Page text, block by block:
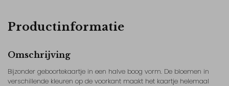
Productinformatie
Omschrijving
Bijzonder geboortekaartje in een halve boog vorm. De bloemen in
verschillende kleuren op de voorkant maakt het kaartje helemaal